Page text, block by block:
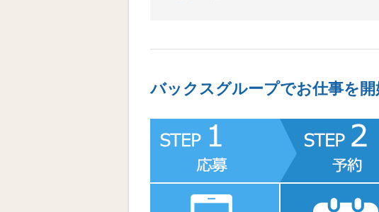
バックスグループでお仕事を